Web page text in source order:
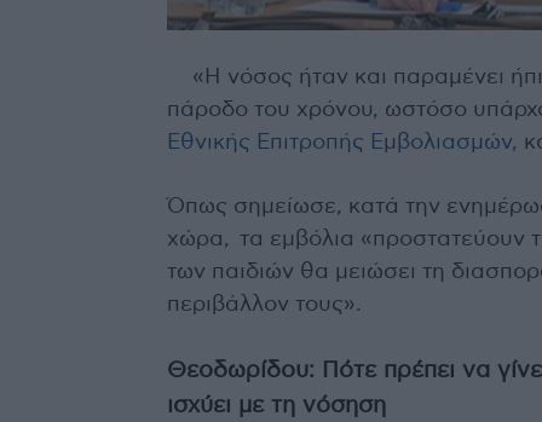
«Η νόσος ήταν και παραμένει
πάροδο του χρόνου, ωστόσο
Εθνικής Επιτροπής Εμβολιασμών,
Όπως σημείωσε, κατά την
χώρα, τα εμβόλια «προστατεύουν
των παιδιών θα μειώσει τη
περιβάλλον τους».
Θεοδωρίδου: Πότε πρέπει να
ισχύει με τη νόσηση